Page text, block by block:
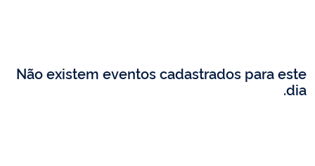
Não existem eventos cadastrados para este
dia.